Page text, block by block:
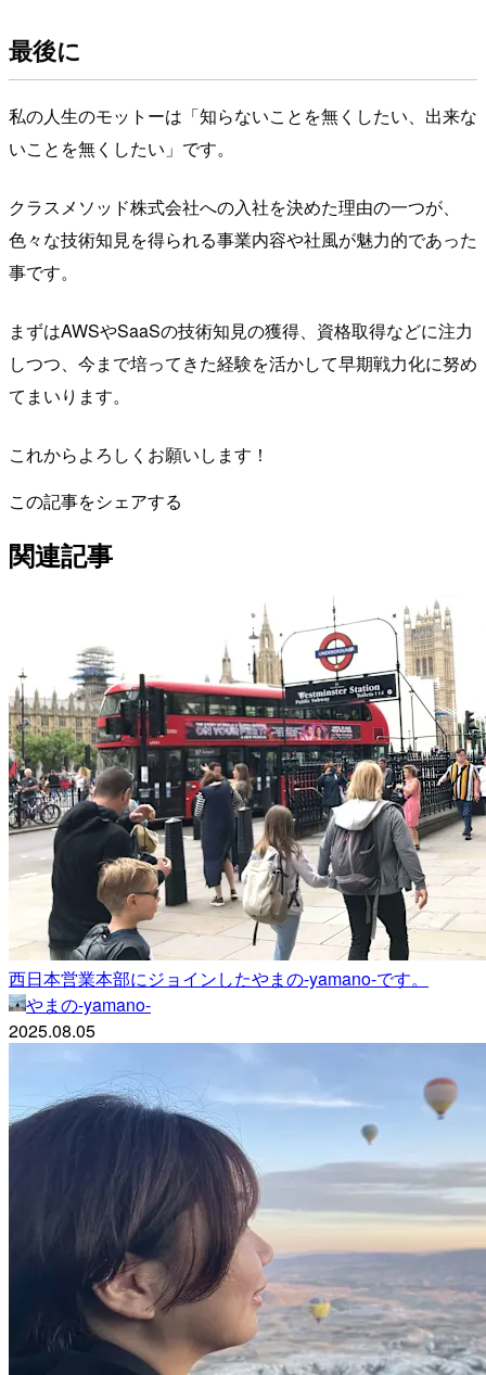
最後に
私の人生のモットーは「知らないことを無くしたい、出来な
いことを無くしたい」です。
クラスメソッド株式会社への入社を決めた理由の一つが、
色々な技術知見を得られる事業内容や社風が魅力的であった
事です。
まずはAWSやSaaSの技術知見の獲得、資格取得などに注力
しつつ、今まで培ってきた経験を活かして早期戦力化に努め
てまいります。
これからよろしくお願いします！
この記事をシェアする
関連記事
西日本営業本部にジョインしたやまの-yamano-です。
やまの-yamano-
2025.08.05